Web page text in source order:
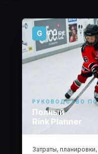
G GLICE
РУКОВОДСТВО
Полный
Rink Planner
Затраты,